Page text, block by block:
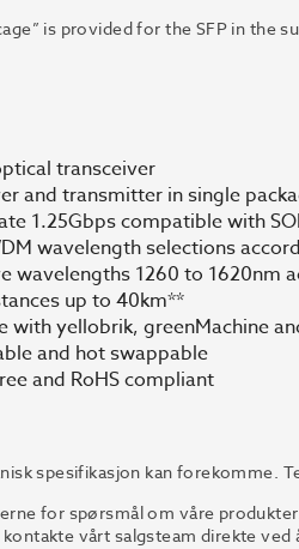
is provided for the SFP in the
transceiver
and transmitter in single
1.25Gbps compatible with
wavelength selections
wavelengths 1260 to 1620nm
up to 40km**
with yellobrik, greenMachine
and hot swappable
and RoHS compliant
spesifikasjon kan forekomme.
for spørsmål om våre
kontakte vårt salgsteam direkte ved